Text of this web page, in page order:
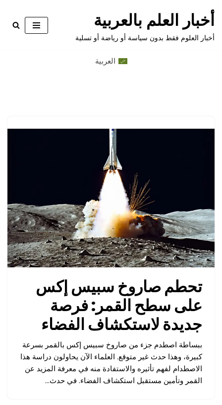
تخطى
إلى
أخبار العلم بالعربية
أخبار العلوم فقط بدون سياسة أو رياضة أو تسلية
العربية
تحطم صاروخ سبيس إكس
على سطح القمر: فرصة
جديدة لاستكشاف الفضاء
ببساطة اصطدم جزء من صاروخ سبيس إكس بالقمر بسرعة
كبيرة، وهذا حدث غير متوقع. العلماء الآن يحاولون دراسة هذا
الاصطدام لفهم تأثيره والاستفادة منه في معرفة المزيد عن
القمر وتأمين مستقبل استكشاف الفضاء. في حدث…